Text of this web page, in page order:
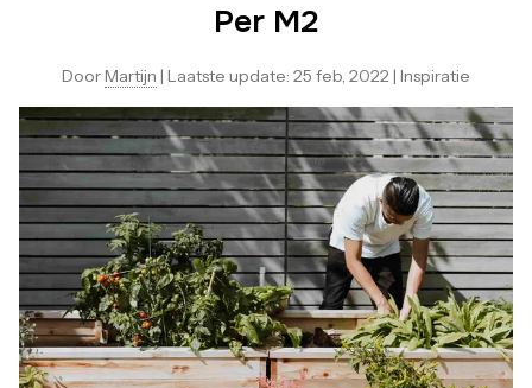
Per M2
Door Martijn | Laatste update: 25 feb, 2022 | Inspiratie